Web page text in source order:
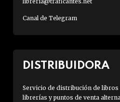
Canal de Telegram
DISTRIBUIDORA
Servicio de distribución de libros
librerías y puntos de venta